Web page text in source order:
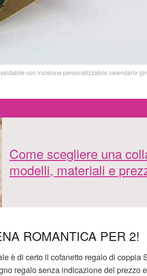
con incisione personalizzabile calendario
Come scegliere una
modelli, materiali e
ROMANTICA PER 2!
è di certo il cofanetto regalo di coppia
regalo senza indicazione del prezzo